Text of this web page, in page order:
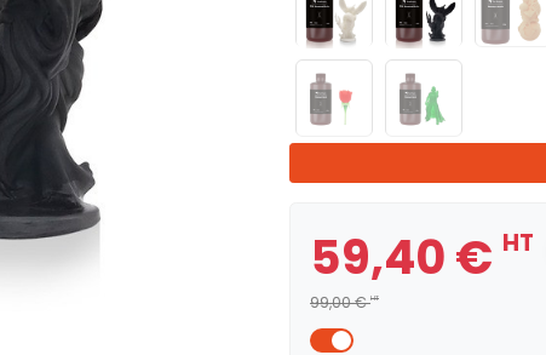
59,40 € HT
99,00 €HT